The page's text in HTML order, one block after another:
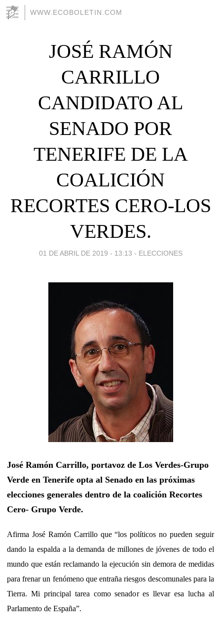
WWW.ECOBOLETIN.COM
JOSÉ RAMÓN
CARRILLO
CANDIDATO AL
SENADO POR
TENERIFE DE LA
COALICIÓN
RECORTES CERO-LOS
VERDES.
01 DE ABRIL DE 2019 - 13:13 - ELECCIONES
José Ramón Carrillo, portavoz de Los Verdes-Grupo
Verde en Tenerife opta al Senado en las próximas
elecciones generales dentro de la coalición Recortes
Cero- Grupo Verde.
Afirma José Ramón Carrillo que “los políticos no pueden seguir
dando la espalda a la demanda de millones de jóvenes de todo el
mundo que están reclamando la ejecución sin demora de medidas
para frenar un fenómeno que entraña riesgos descomunales para la
Tierra. Mi principal tarea como senador es llevar esa lucha al
Parlamento de España”.